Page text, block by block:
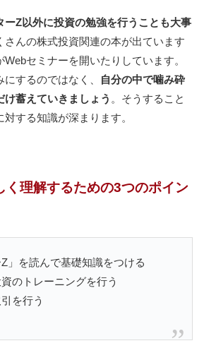
ーZ以外に投資の勉強を行うことも大事
さんの株式投資関連の本が出ています
セミナーを開いたりしています。
するのではなく、
自分の中で噛み砕
蓄えていきましょう 。そうすること
する知識が深まります。
く理解するための3つのポイン
」を読んで基礎知識をつける
のトレーニングを行う
を行う